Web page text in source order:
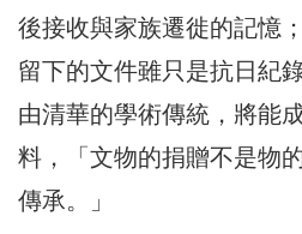
後接收與家族遷徙的記憶
留下的文件雖只是抗日紀
由清華的學術傳統，將能
料，「文物的捐贈不是物
傳承。」